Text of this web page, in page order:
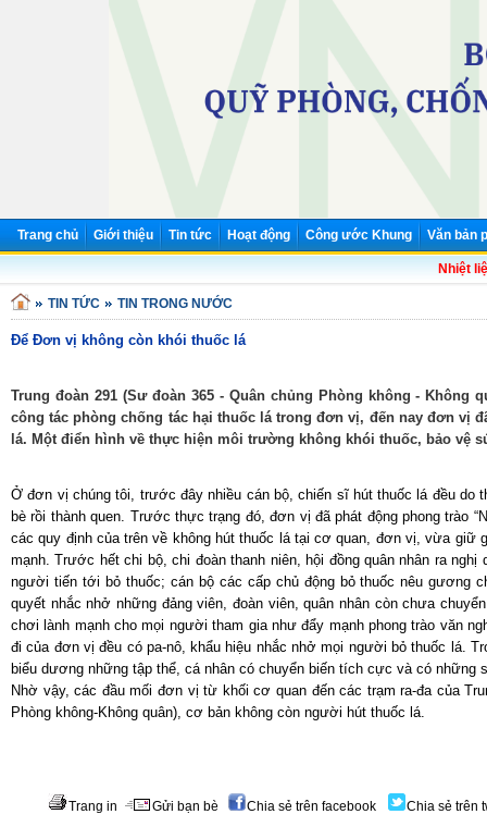
Trang chủ Giới thiệu Tin tức Hoạt động Công ước Khung Văn bản
Nhiệt
TIN TỨC TIN TRONG NƯỚC
Để Đơn vị không còn khói thuốc lá
Trung đoàn 291 (Sư đoàn 365 - Quân chủng Phòng không - Không
công tác phòng chống tác hại thuốc lá trong đơn vị, đến nay đơn vị
lá. Một điển hình về thực hiện môi trường không khói thuốc, bảo vệ
Ở đơn vị chúng tôi, trước đây nhiều cán bộ, chiến sĩ hút thuốc lá đều do
bè rồi thành quen. Trước thực trạng đó, đơn vị đã phát động phong trào
các quy định của trên về không hút thuốc lá tại cơ quan, đơn vị, vừa giữ
mạnh. Trước hết chi bộ, chi đoàn thanh niên, hội đồng quân nhân ra nghị
người tiến tới bỏ thuốc; cán bộ các cấp chủ động bỏ thuốc nêu gương
quyết nhắc nhở những đảng viên, đoàn viên, quân nhân còn chưa
chơi lành mạnh cho mọi người tham gia như đẩy mạnh phong trào văn
đi của đơn vị đều có pa-nô, khẩu hiệu nhắc nhở mọi người bỏ thuốc lá.
biểu dương những tập thể, cá nhân có chuyển biến tích cực và có những
Nhờ vậy, các đầu mối đơn vị từ khối cơ quan đến các trạm ra-đa của
Phòng không-Không quân), cơ bản không còn người hút thuốc lá.
Trang in Gửi bạn bè Chia sẻ trên facebook Chia sẻ trên